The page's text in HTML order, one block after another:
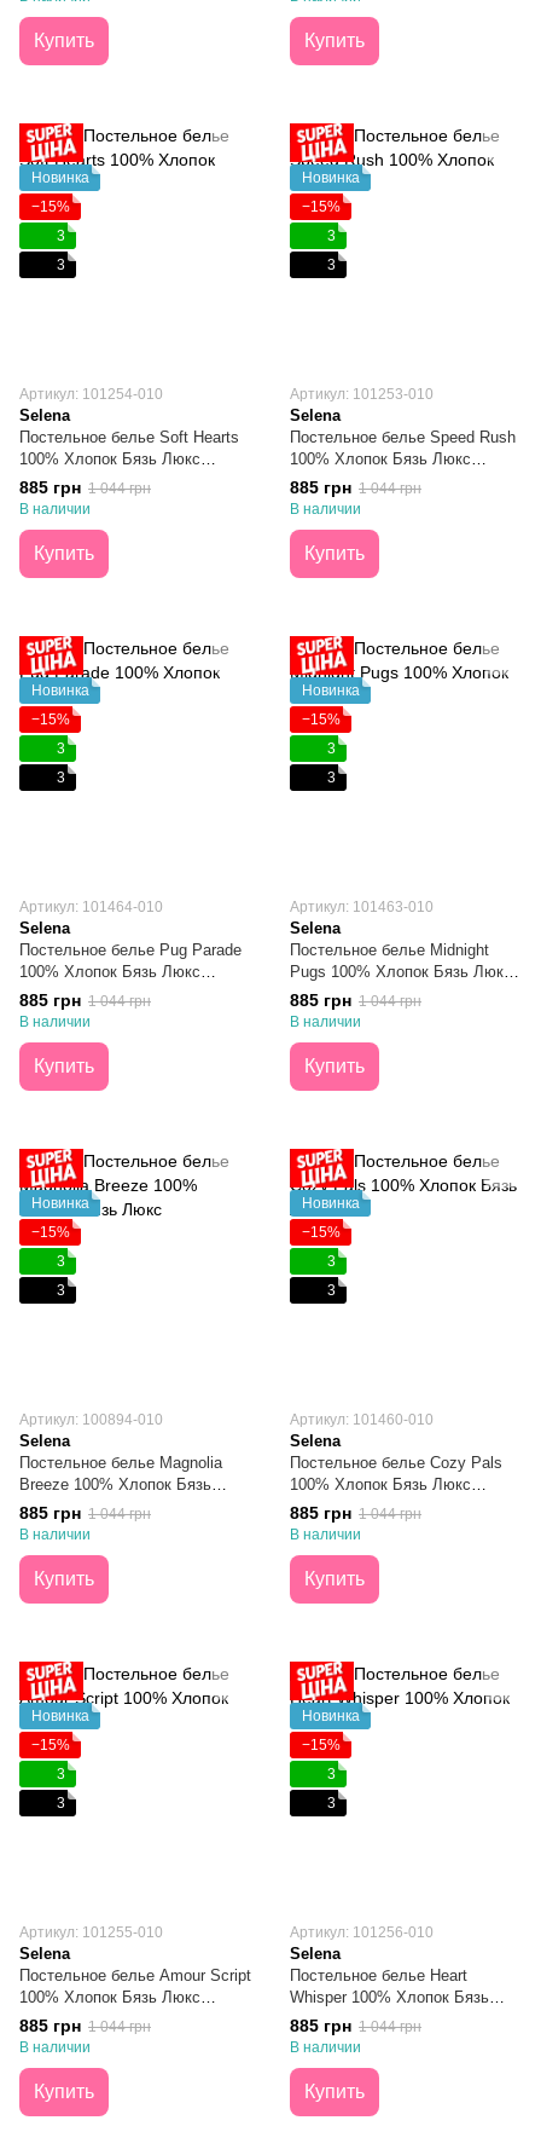
Купить Купить
Новинка
−15%
3
3
Артикул: 101254-010
Selena
Постельное белье Soft Hearts
100% Хлопок Бязь Люкс
Полуторное
885 грн 1 044 грн
В наличии
Купить
Новинка
−15%
3
3
Артикул: 101253-010
Selena
Постельное белье Speed Rush
100% Хлопок Бязь Люкс
Полуторное
885 грн 1 044 грн
В наличии
Купить
Новинка
−15%
3
3
Артикул: 101464-010
Selena
Постельное белье Pug Parade
100% Хлопок Бязь Люкс
Полуторное
885 грн 1 044 грн
В наличии
Купить
Новинка
−15%
3
3
Артикул: 101463-010
Selena
Постельное белье Midnight
Pugs 100% Хлопок Бязь Люкс
Полуторное
885 грн 1 044 грн
В наличии
Купить
Новинка
−15%
3
3
Артикул: 100894-010
Selena
Постельное белье Magnolia
Breeze 100% Хлопок Бязь
Люкс Полуторное
885 грн 1 044 грн
В наличии
Купить
Новинка
−15%
3
3
Артикул: 101460-010
Selena
Постельное белье Cozy Pals
100% Хлопок Бязь Люкс
Полуторное
885 грн 1 044 грн
В наличии
Купить
Новинка
−15%
3
3
Артикул: 101255-010
Selena
Постельное белье Amour Script
100% Хлопок Бязь Люкс
Полуторное
885 грн 1 044 грн
В наличии
Купить
Новинка
−15%
3
3
Артикул: 101256-010
Selena
Постельное белье Heart
Whisper 100% Хлопок Бязь
Люкс Полуторное
885 грн 1 044 грн
В наличии
Купить